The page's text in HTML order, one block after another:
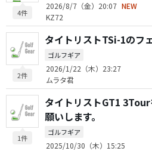
4件
2026/8/7（金）20:07 NEW
KZ72
2件
タイトリストTSi-1のフ
ゴルフギア
2026/1/22（木）23:27
ムラタ君
1件
タイトリストGT1
願いします。
ゴルフギア
2025/10/30（木）15:25